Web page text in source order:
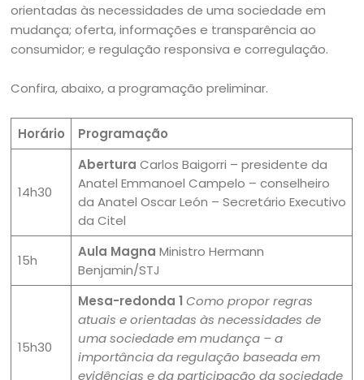
orientadas às necessidades de uma sociedade em
mudança; oferta, informações e transparência ao
consumidor; e regulação responsiva e corregulação.
Confira, abaixo, a programação preliminar.
Horário Programação
14h30
Abertura Carlos Baigorri – presidente da
Anatel Emmanoel Campelo – conselheiro
da Anatel Oscar León – Secretário Executivo
da Citel
15h
Aula Magna Ministro Hermann
Benjamin/STJ
15h30
Mesa-redonda 1 Como propor regras
atuais e orientadas às necessidades de
uma sociedade em mudança – a
importância da regulação baseada em
evidências e da participação da sociedade